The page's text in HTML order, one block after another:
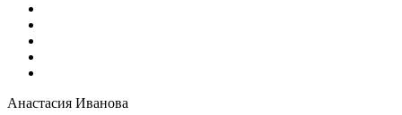
Анастасия Иванова